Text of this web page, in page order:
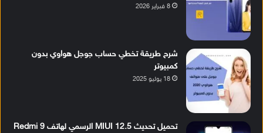
8 فبراير 2026
شرح طريقة تخطي حساب جوجل هواوي بدون
كمبيوتر
18 يوليو 2025
تحميل تحديث MIUI 12.5 الرسمي لهاتف Redmi 9